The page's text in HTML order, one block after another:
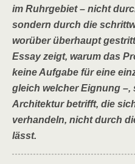
im Ruhrgebiet – nicht
sondern durch die
worüber überhaupt
Essay zeigt, warum das
keine Aufgabe für eine
gleich welcher Eignung
Architektur betrifft, die
verhandeln, nicht durch
lässt.